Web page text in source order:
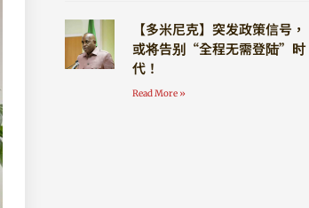
【多米尼克】突发政策信号，
或将告别“全程无需登陆”时
代！
Read More »